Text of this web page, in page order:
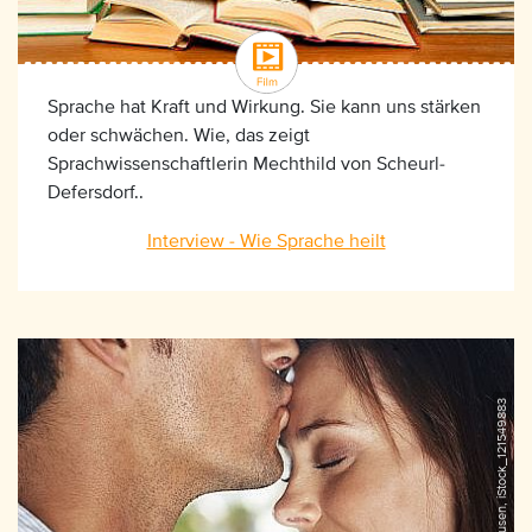
Sprache hat Kraft und Wirkung. Sie kann uns stärken
oder schwächen. Wie, das zeigt
Sprachwissenschaftlerin Mechthild von Scheurl-
Defersdorf..
Interview - Wie Sprache heilt